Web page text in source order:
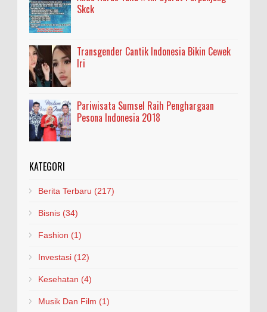
Skck
Transgender Cantik Indonesia Bikin Cewek
Iri
Pariwisata Sumsel Raih Penghargaan
Pesona Indonesia 2018
KATEGORI
Berita Terbaru (217)
Bisnis (34)
Fashion (1)
Investasi (12)
Kesehatan (4)
Musik Dan Film (1)